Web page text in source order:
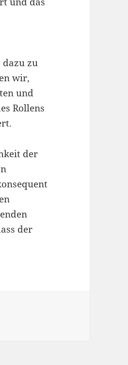
dazu zu
wir,
und
Rollens
der
der